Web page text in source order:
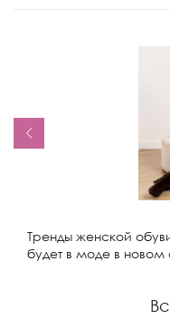
Тренды женской
будет в моде в новом